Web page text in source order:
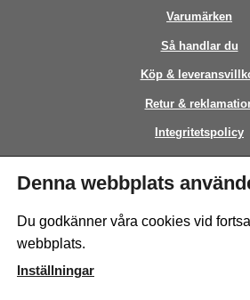
Varumärken
Så handlar du
Köp &
Retur &
Integritetspolicy
Kontakt
This site is protected by reCAPTCHA and the
Denna webbplats
Du godkänner våra cookies vid
webbplats.
Inställningar